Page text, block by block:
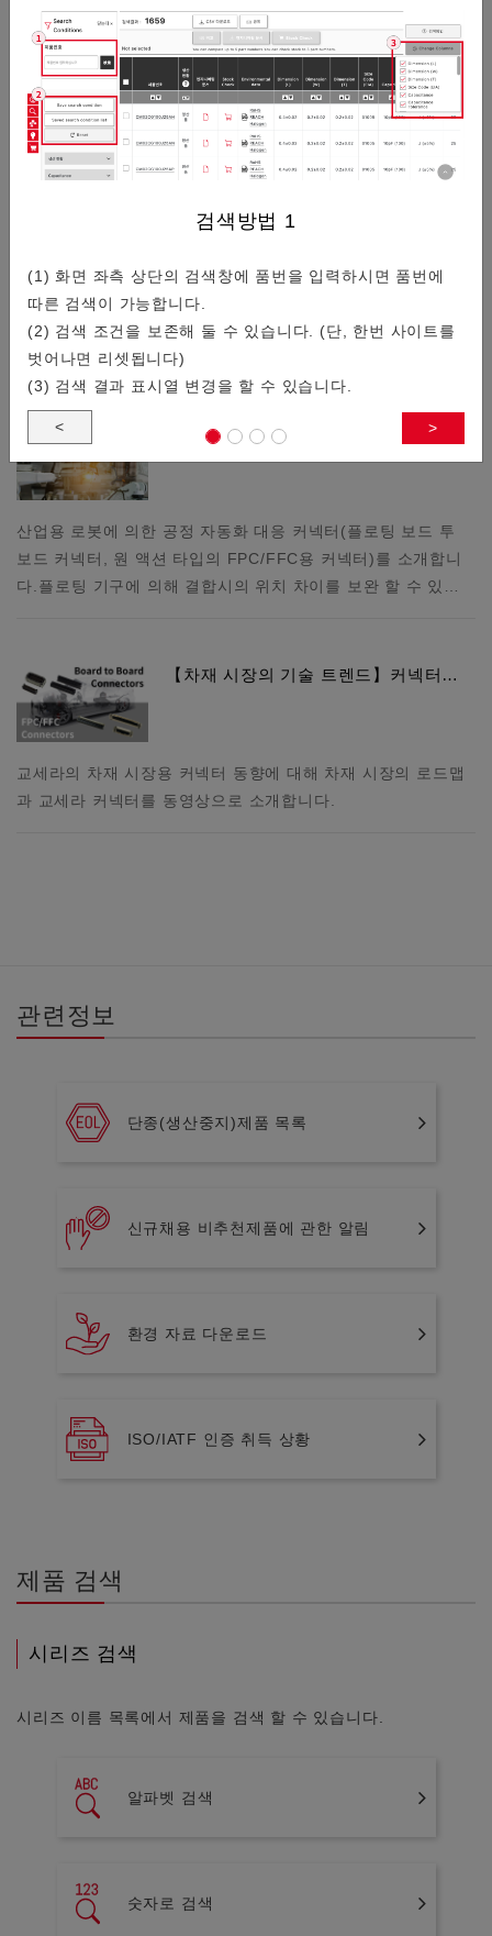
검색방법 1
(1) 화면 좌측 상단의 검색창에 품번을 입력하시면 품번에
따른 검색이 가능합니다.
(2) 검색 조건을 보존해 둘 수 있습니다. (단, 한번 사이트를
벗어나면 리셋됩니다)
(3) 검색 결과 표시열 변경을 할 수 있습니다.
< >
/5
커넥터기술적 정보
0.3mm 피치/저배, 공간 절약, 높은 견…
스마트폰이나 웨어러블 디바이스를 타겟으로 0.3mm 피치의 기
판 대 기판 커넥터를 소개합니다.
자동 조립 대응 커넥터 특집
산업용 로봇에 의한 공정 자동화 대응 커넥터(플로팅 보드 투
보드 커넥터, 원 액션 타입의 FPC/FFC용 커넥터)를 소개합니
다. 플로팅 기구에 의해 결합시의 위치 차이를 보완 할 수 있…
【차재 시장의 기술 트렌드】커넥터…
교세라의 차재 시장용 커넥터 동향에 대해 차재 시장의 로드맵
과 교세라 커넥터를 동영상으로 소개합니다.
관련정보
단종(생산중지)제품 목록
신규채용 비추천제품에 관한 알림
환경 자료 다운로드
ISO/IATF 인증 취득 상황
제품 검색
시리즈 검색
시리즈 이름 목록에서 제품을 검색 할 수 있습니다.
알파벳 검색
숫자로 검색